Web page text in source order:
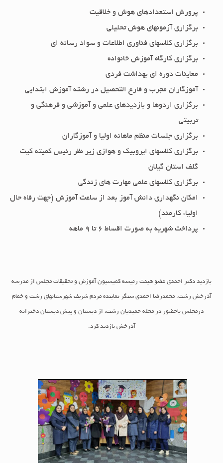
پرورش استعدادهای هوش و خلاقیت
برگزاری آزمونهای هوش تحلیلی
برگزاری کلاسهای فناوری اطلاعات و سواد رسانه ای
برگزاری کارگاه آموزش خانواده
معاینات دوره ای بهداشت فردی
آموزگاران مجرب و فارع التحصیل در رشته آموزش ابتدایی
برگزاری اردوها و بازدیدهای علمی و آموزشی و فرهنگی و
تربیتی
برگزاری جلسات منظم ماهانه اولیا و آموزگاران
برگزاری کلاسهای ایروبیک و هوازی زیر نظر رئیس کمیته کیت
گلف استان گیلان
برگزاری کلاسهای علمی مهارت های زندگی
امکان نگهداری دانش آموز بعد از ساعت آموزش (جهت رفاه حال
اولیاء کارمند)
پرداخت شهریه به صورت اقساط 6 تا 9 ماهه
بازديد دکتر احمدی عضو هیئت رئیسه کمیسیون آموزش و تحقیقات مجلس از مدرسه
آذرخش رشت. محمدرضا احمدی سنگر نماینده مردم شریف شهرستانهای رشت و خمام
درمجلس باحضور در محله حمیدیان رشت، از دبستان و پیش دبستان دخترانه
آذرخش بازدید کرد.